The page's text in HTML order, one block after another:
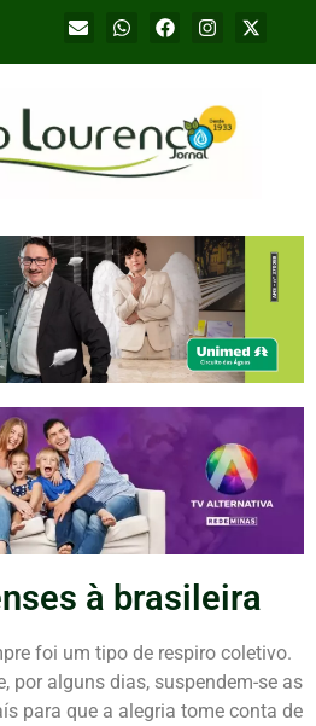
à brasileira
foi um tipo de respiro coletivo.
por alguns dias, suspendem-se as
para que a alegria tome conta de